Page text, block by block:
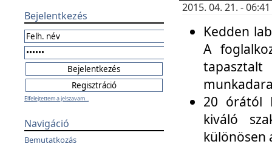
Bejelentkezés
Elfelejtettem a jelszavam...
Navigáció
Bemutatkozás
2015. 04. 21. -
Kedden
A
20 órától
kiváló
különösen